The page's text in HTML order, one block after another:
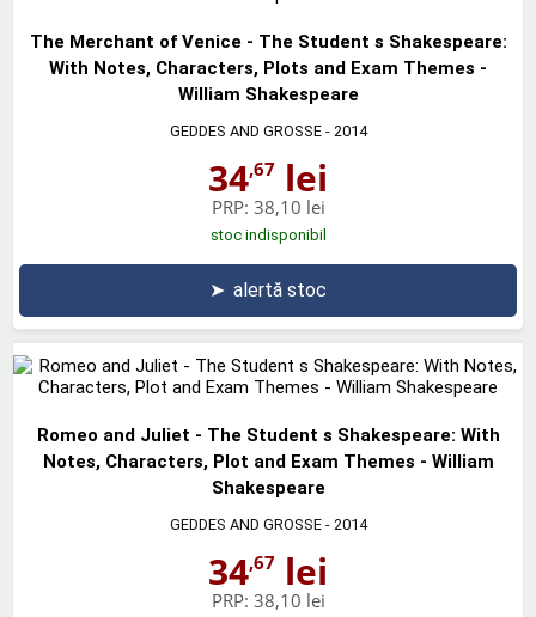
The Merchant of Venice - The Student s Shakespeare:
With Notes, Characters, Plots and Exam Themes -
William Shakespeare
GEDDES AND GROSSE- 2014
34,67 lei
PRP: 38,10 lei
stoc indisponibil
➤ alertă stoc
Romeo and Juliet - The Student s Shakespeare: With
Notes, Characters, Plot and Exam Themes - William
Shakespeare
GEDDES AND GROSSE- 2014
34,67 lei
PRP: 38,10 lei